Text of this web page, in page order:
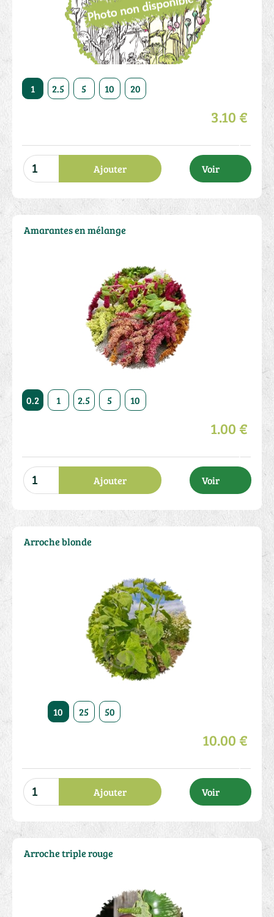
1 2.5 5 10 20
3.10 €
Ajouter Voir
0.2 1 2.5 5 10
1.00 €
Ajouter Voir
Amarantes en mélange
10 25 50
10.00 €
Ajouter Voir
Arroche blonde
Arroche triple rouge